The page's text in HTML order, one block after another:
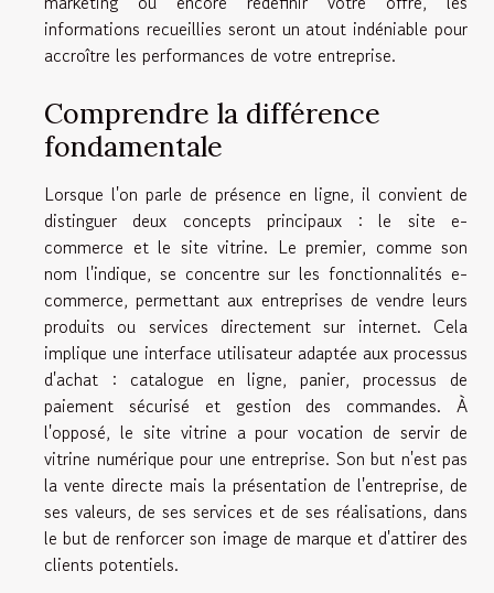
informations recueillies seront un atout indéniable pour
accroître les performances de votre entreprise.
Comprendre la différence
fondamentale
Lorsque l'on parle de présence en ligne, il convient de
distinguer deux concepts principaux : le site e-
commerce et le site vitrine. Le premier, comme son
nom l'indique, se concentre sur les fonctionnalités e-
commerce, permettant aux entreprises de vendre leurs
produits ou services directement sur internet. Cela
implique une interface utilisateur adaptée aux processus
d'achat : catalogue en ligne, panier, processus de
paiement sécurisé et gestion des commandes. À
l'opposé, le site vitrine a pour vocation de servir de
vitrine numérique pour une entreprise. Son but n'est pas
la vente directe mais la présentation de l'entreprise, de
ses valeurs, de ses services et de ses réalisations, dans
le but de renforcer son image de marque et d'attirer des
clients potentiels.